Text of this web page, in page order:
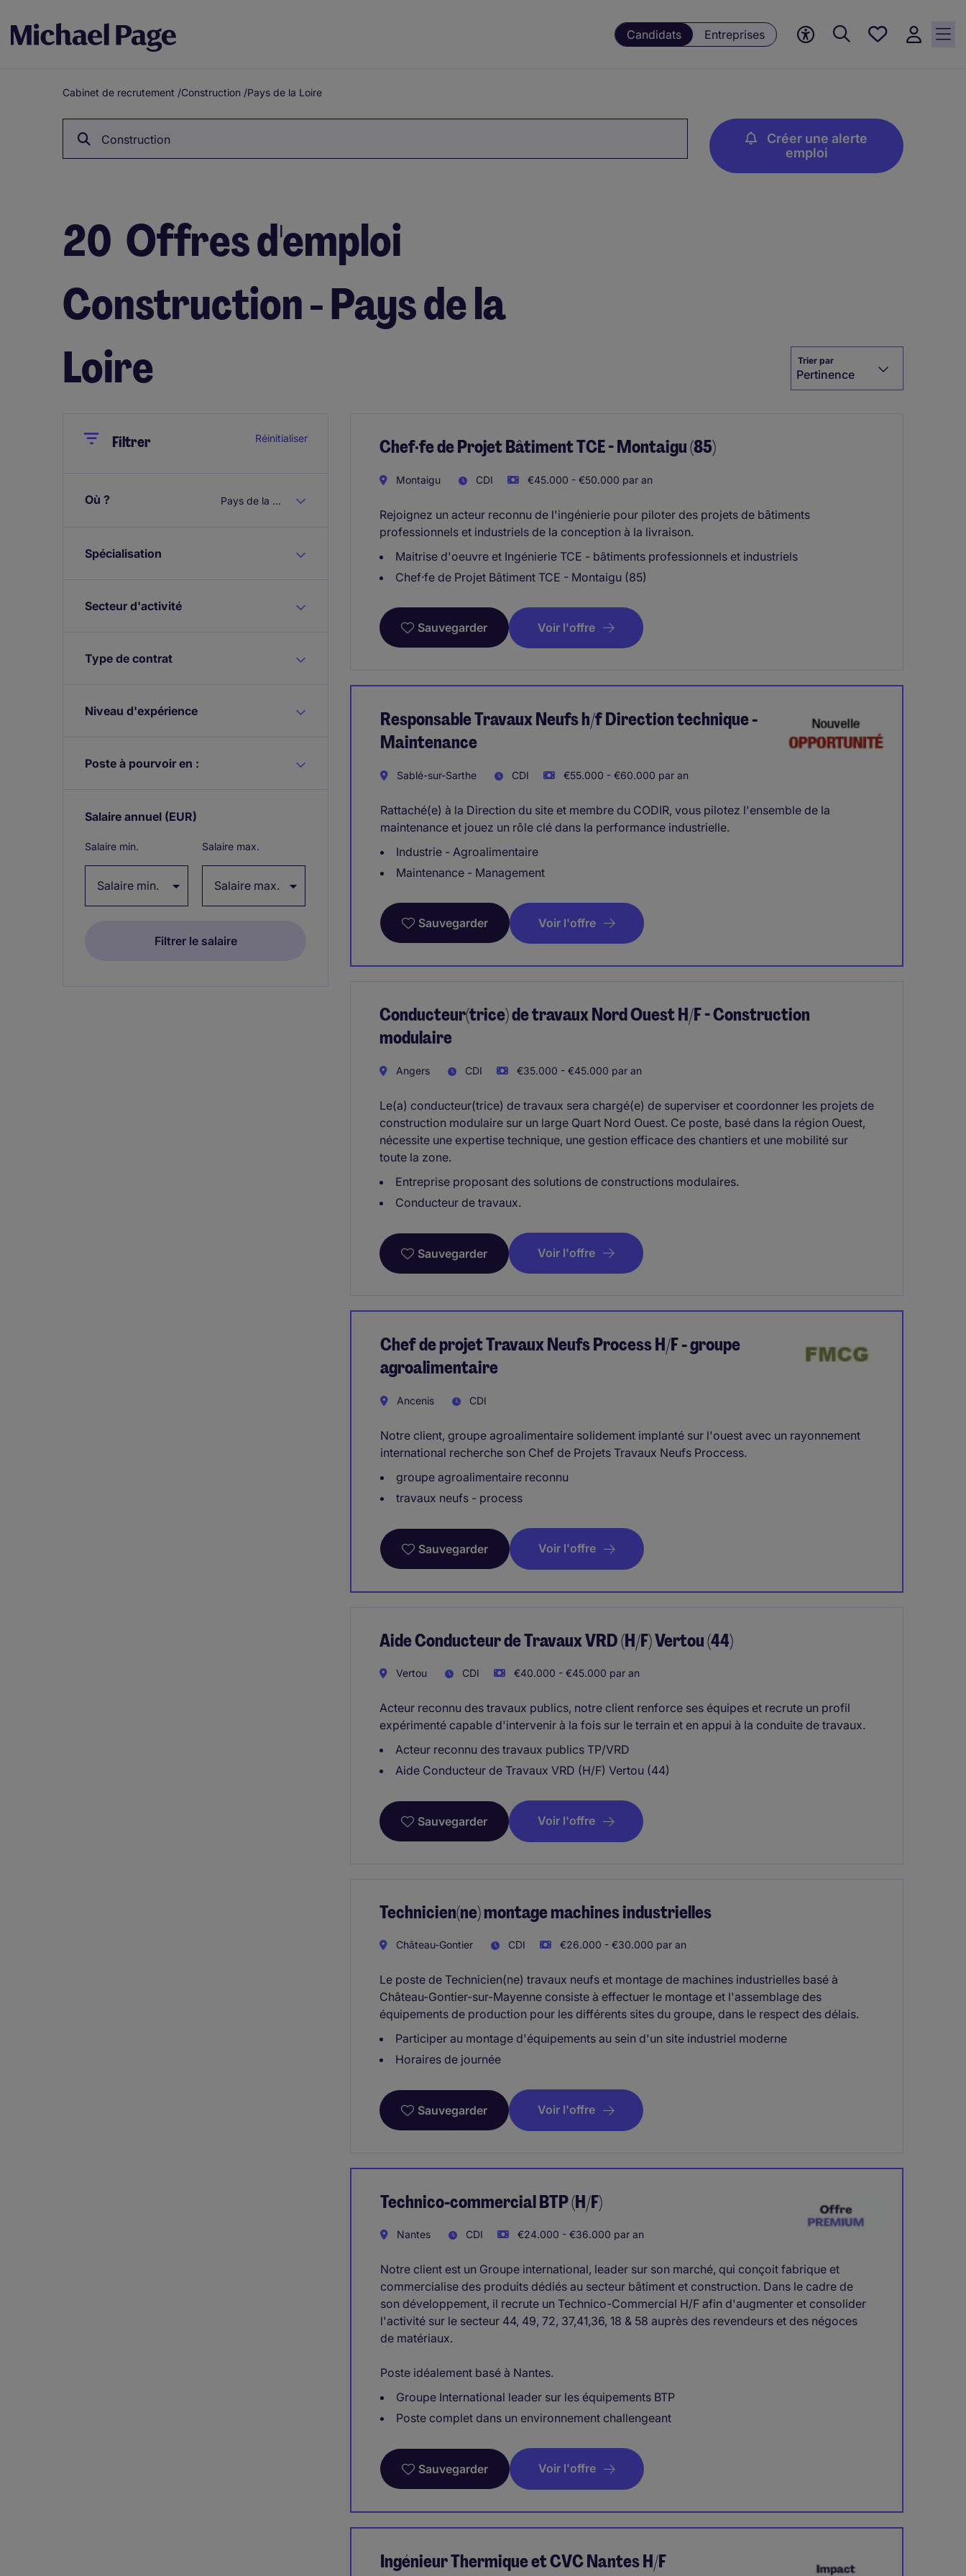
Candidats Entreprises
Mes offres, 0
Fil
d'Ariane
Cabinet de recrutement /Construction /Pays de la Loire
Construction
Créer une alerte
emploi
20 Offres d'emploi
Construction - Pays de la
Loire
Trier par
Pertinence
CloseFiltrer Réinitialiser
Où ? Pays de la Loire
Spécialisation
Secteur d'activité
Type de contrat
Niveau d'expérience
Poste à pourvoir en :
Salaire annuel (EUR)
Salaire min. Salaire max.
Chef·fe de Projet Bâtiment TCE - Montaigu (85)
Montaigu CDI €45.000 - €50.000 par an
Rejoignez un acteur reconnu de l'ingénierie pour piloter des projets de bâtiments
professionnels et industriels de la conception à la livraison.
Maitrise d'oeuvre et Ingénierie TCE - bâtiments professionnels et industriels
Chef·fe de Projet Bâtiment TCE - Montaigu (85)
Sauvegarder Voir l'offre
Responsable Travaux Neufs h/f Direction technique -
Maintenance
Sablé-sur-Sarthe CDI €55.000 - €60.000 par an
Rattaché(e) à la Direction du site et membre du CODIR, vous pilotez l'ensemble de la
maintenance et jouez un rôle clé dans la performance industrielle.
Industrie - Agroalimentaire
Maintenance - Management
Sauvegarder Voir l'offre
Conducteur(trice) de travaux Nord Ouest H/F - Construction
modulaire
Angers CDI €35.000 - €45.000 par an
Le(a) conducteur(trice) de travaux sera chargé(e) de superviser et coordonner les projets de
construction modulaire sur un large Quart Nord Ouest. Ce poste, basé dans la région Ouest,
nécessite une expertise technique, une gestion efficace des chantiers et une mobilité sur
toute la zone.
Entreprise proposant des solutions de constructions modulaires.
Conducteur de travaux.
Sauvegarder Voir l'offre
Chef de projet Travaux Neufs Process H/F - groupe
agroalimentaire
Ancenis CDI
Notre client, groupe agroalimentaire solidement implanté sur l'ouest avec un rayonnement
international recherche son Chef de Projets Travaux Neufs Proccess.
groupe agroalimentaire reconnu
travaux neufs - process
Sauvegarder Voir l'offre
Aide Conducteur de Travaux VRD (H/F) Vertou (44)
Vertou CDI €40.000 - €45.000 par an
Acteur reconnu des travaux publics, notre client renforce ses équipes et recrute un profil
expérimenté capable d'intervenir à la fois sur le terrain et en appui à la conduite de travaux.
Acteur reconnu des travaux publics TP/VRD
Aide Conducteur de Travaux VRD (H/F) Vertou (44)
Sauvegarder Voir l'offre
Technicien(ne) montage machines industrielles
Château-Gontier CDI €26.000 - €30.000 par an
Le poste de Technicien(ne) travaux neufs et montage de machines industrielles basé à
Château-Gontier-sur-Mayenne consiste à effectuer le montage et l'assemblage des
équipements de production pour les différents sites du groupe, dans le respect des délais.
Participer au montage d'équipements au sein d'un site industriel moderne
Horaires de journée
Sauvegarder Voir l'offre
Technico-commercial BTP (H/F)
Nantes CDI €24.000 - €36.000 par an
Notre client est un Groupe international, leader sur son marché, qui conçoit fabrique et
commercialise des produits dédiés au secteur bâtiment et construction. Dans le cadre de
son développement, il recrute un Technico-Commercial H/F afin d'augmenter et consolider
l'activité sur le secteur 44, 49, 72, 37,41,36, 18 & 58 auprès des revendeurs et des négoces
de matériaux.
Poste idéalement basé à Nantes.
Groupe International leader sur les équipements BTP
Poste complet dans un environnement challengeant
Sauvegarder Voir l'offre
Ingénieur Thermique et CVC Nantes H/F